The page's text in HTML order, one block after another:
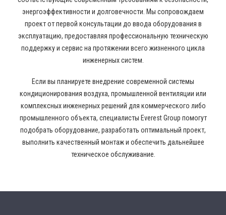
энергоэффективности и долговечности. Мы сопровождаем
проект от первой консультации до ввода оборудования в
эксплуатацию, предоставляя профессиональную техническую
поддержку и сервис на протяжении всего жизненного цикла
инженерных систем.
Если вы планируете внедрение современной системы
кондиционирования воздуха, промышленной вентиляции или
комплексных инженерных решений для коммерческого либо
промышленного объекта, специалисты Everest Group помогут
подобрать оборудование, разработать оптимальный проект,
выполнить качественный монтаж и обеспечить дальнейшее
техническое обслуживание.